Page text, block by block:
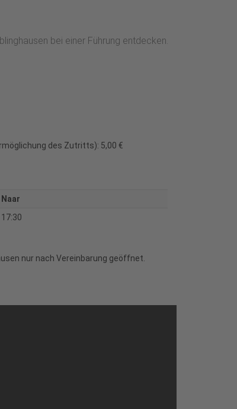
bei einer Führung entdecken.
des Zutritts): 5,00 €
Naar
17:30
nur nach Vereinbarung geöffnet.